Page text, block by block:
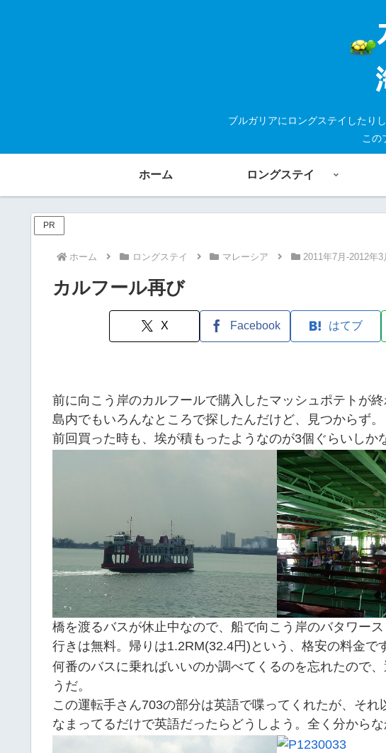
ブルガリアにロングステイしたり
この
ホーム ロングステイ
PR
ホーム ロングステイ マレーシア 2011年7月-2012年
カルフール再び
X Facebook はてブ
前に向こう岸のカルフールで購入したマッシュポテトが
島内でもいろんなところで探したんだけど、見つからず。
前回買った時も、埃が積もったようなのが3個ぐらいしか
橋を渡るバスが休止中なので、船で向こう岸のバタワース
行きは無料。帰りは1.2RM(32.4円)という、格安の料金で
何番のバスに乗ればいいのか調べてくるのを忘れたので
うだ。
この運転手さん703の部分は英語で喋ってくれたが、それ
なまってるだけで英語だったらどうしよう。全く分からな